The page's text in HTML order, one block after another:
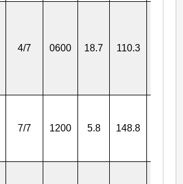
4/7 0600 18.7 110.3
7/7 1200 5.8 148.8